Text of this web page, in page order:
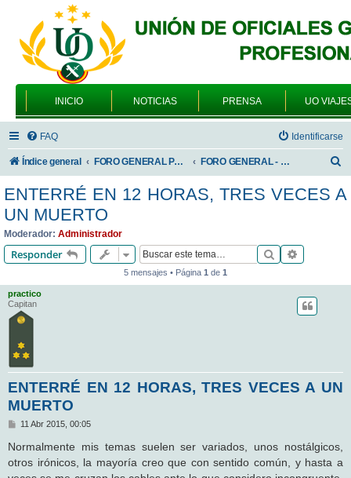
INICIO NOTICIAS PRENSA UO
FAQ Identificarse
Índice general FORO GENERAL PARA TODOS LOS USUARIOS FORO GENERAL - VARIEDADES
s
ENTERRÉ EN 12 HORAS, TRES VECES A
UN MUERTO
Moderador: Administrador
Responder Buscar
5 mensajes • Página 1 de 1
practico
Capitan
ENTERRÉ EN 12 HORAS, TRES VECES A UN
MUERTO
M
n
s
a
11 Abr 2015, 00:05
Normalmente mis temas suelen ser variados, unos nostálgicos,
otros irónicos, la mayoría creo que con sentido común, y hasta a